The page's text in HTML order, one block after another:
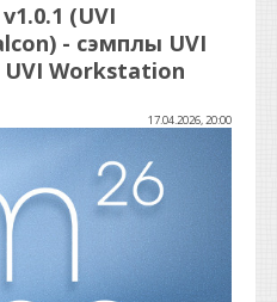
(UVI
- сэмплы UVI
Workstation
17.04.2026, 20:00